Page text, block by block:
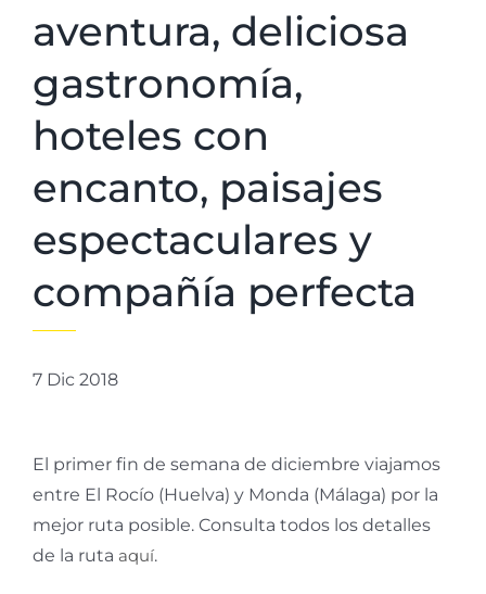
aventura, deliciosa
gastronomía,
hoteles con
encanto, paisajes
espectaculares y
compañía perfecta
7 Dic 2018
El primer fin de semana de diciembre viajamos
entre El Rocío (Huelva) y Monda (Málaga) por la
mejor ruta posible. Consulta todos los detalles
de la ruta aquí.